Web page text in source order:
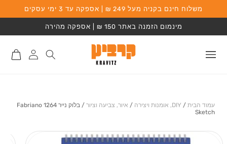
המשך לתוכן
משלוח חינם בקניה מעל 249 ₪ | אספקה עד 3 ימי עסקים
מינמום הזמנה באתר 150 ₪ | אספקה מהירה
התחברות
לאתר
סל
קניות
עמוד הבית / DIY, אומנות ויצירה / איור, צביעה וציור /
בלוק נייר Fabriano 1264
Sketch
מעבר למידע על